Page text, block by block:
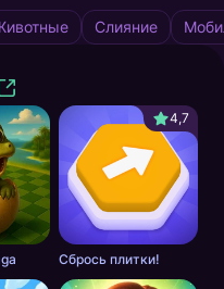
Слияние
4,7
Сбрось плитки!